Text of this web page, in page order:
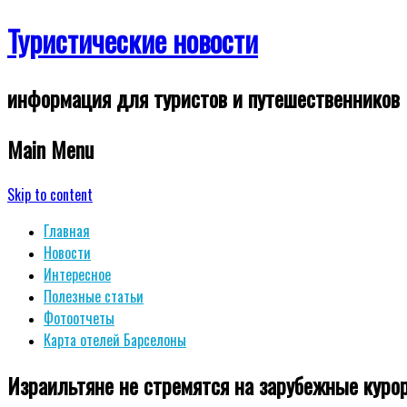
Туристические новости
информация для туристов и путешественников
Main Menu
Skip to content
Главная
Новости
Интересное
Полезные статьи
Фотоотчеты
Карта отелей Барселоны
Израильтяне не стремятся на зарубежные